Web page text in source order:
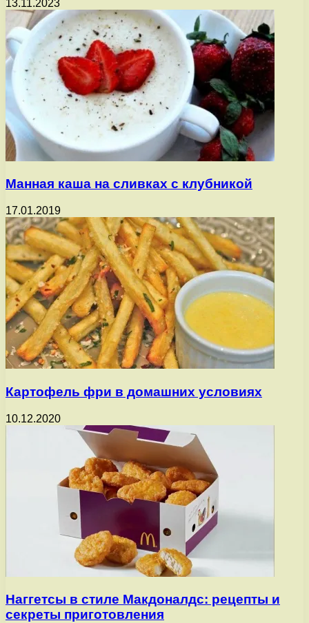
13.11.2023
Манная каша на сливках с клубникой
17.01.2019
Картофель фри в домашних условиях
10.12.2020
Наггетсы в стиле Макдоналдс: рецепты и
секреты приготовления